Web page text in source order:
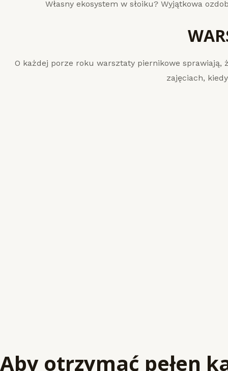
Własny ekosystem w słoiku? Wyjątkowa
O każdej porze roku warsztaty piernikowe sprawiają,
zajęciach,
Aby otrzymać pełen